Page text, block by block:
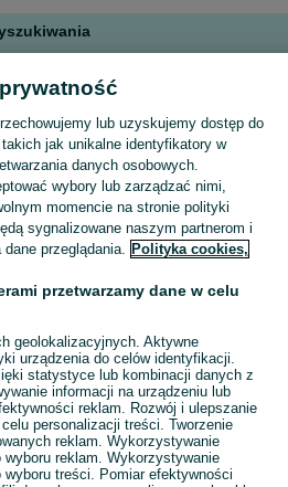
120x60 wanienka
lub uzyskujemy dostęp do
jak unikalne identyfikatory w
danych osobowych.
wybory lub zarządzać nimi,
momencie na stronie polityki
sygnalizowane naszym partnerom i
dane przeglądania. Polityka cookies,
przetwarzamy dane w celu
geolokalizacyjnych. Aktywne
urządzenia do celów identyfikacji.
statystyce lub kombinacji danych z
informacji na urządzeniu lub
reklam. Rozwój i ulepszanie
personalizacji treści. Tworzenie
reklam. Wykorzystywanie
reklam. Wykorzystywanie
treści. Pomiar efektywności